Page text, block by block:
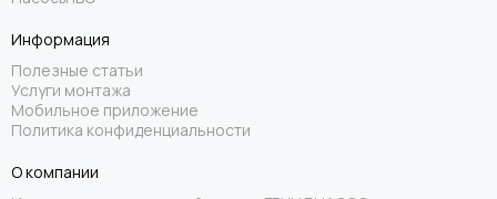
Информация
Полезные статьи
Услуги монтажа
Мобильное приложение
Политика конфиденциальности
О компании